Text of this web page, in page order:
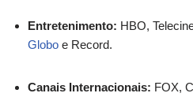
Entretenimento: HBO,
Globo e Record.
Canais Internacionais: FOX,